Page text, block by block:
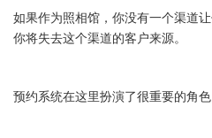
如果作为照相馆，你没有一个渠道
你将失去这个渠道的客户来源。
预约系统在这里扮演了很重要的角